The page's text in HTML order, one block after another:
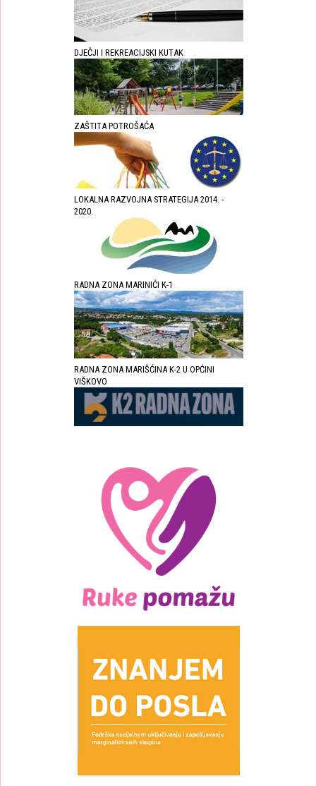
DJEČJI I REKREACIJSKI KUTAK
ZAŠTITA POTROŠAĆA
LOKALNA RAZVOJNA STRATEGIJA 2014. -
2020.
RADNA ZONA MARINIĆI K-1
RADNA ZONA MARIŠĆINA K-2 U OPĆINI
VIŠKOVO